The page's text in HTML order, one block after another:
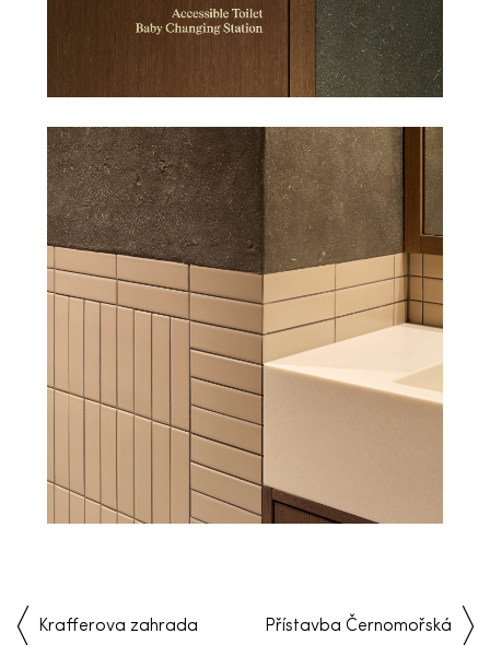
Krafferova zahrada Přístavba Černomořská